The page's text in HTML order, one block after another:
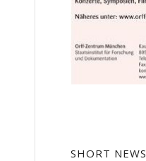
SHORT NEWS